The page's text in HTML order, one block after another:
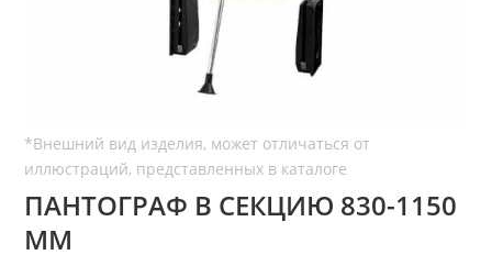
ПАНТОГРАФ В СЕКЦИЮ 830-1150
ММ